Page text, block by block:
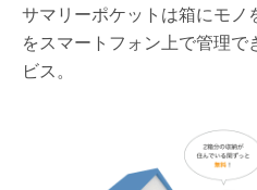
サマリーポケットは箱にモノ
をスマートフォン上で管理
ビス。